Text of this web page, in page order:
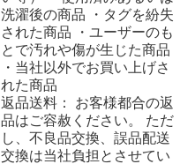
洗濯後の商品 ・タグを紛失
された商品 ・ユーザーのも
とで汚れや傷が生じた商品
・当社以外でお買い上げさ
れた商品
返品送料： お客様都合の返
品はご容赦ください。 ただ
し、不良品交換、誤品配送
交換は当社負担とさせてい